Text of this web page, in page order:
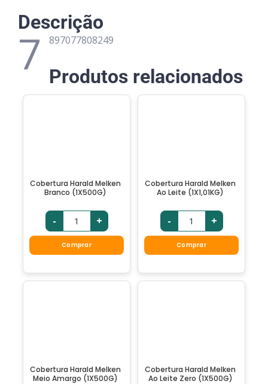
Descrição
7 897077808249
Produtos relacionados
Cobertura Harald Melken
Branco (1X500G)
- +
Comprar
Cobertura Harald Melken
Ao Leite (1X1,01KG)
- +
Comprar
Cobertura Harald Melken
Meio Amargo (1X500G)
Cobertura Harald Melken
Ao Leite Zero (1X500G)